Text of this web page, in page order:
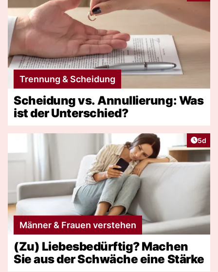
Trennung & Scheidung
Scheidung vs. Annullierung: Was
ist der Unterschied?
5d
Männer & Frauen verstehen
(Zu) Liebesbedürftig? Machen
Sie aus der Schwäche eine Stärke